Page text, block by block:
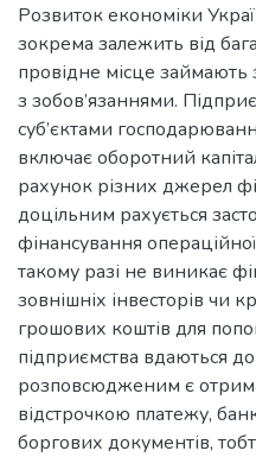
Розвиток економіки
зокрема залежить від
провідне місце займають
з зобов’язаннями.
суб’єктами
включає оборотний
рахунок різних джерел
доцільним рахується
фінансування операційної
такому разі не виникає
зовнішніх інвесторів чи
грошових коштів для
підприємства вдаються
розповсюдженим є
відстрочкою платежу,
боргових документів,